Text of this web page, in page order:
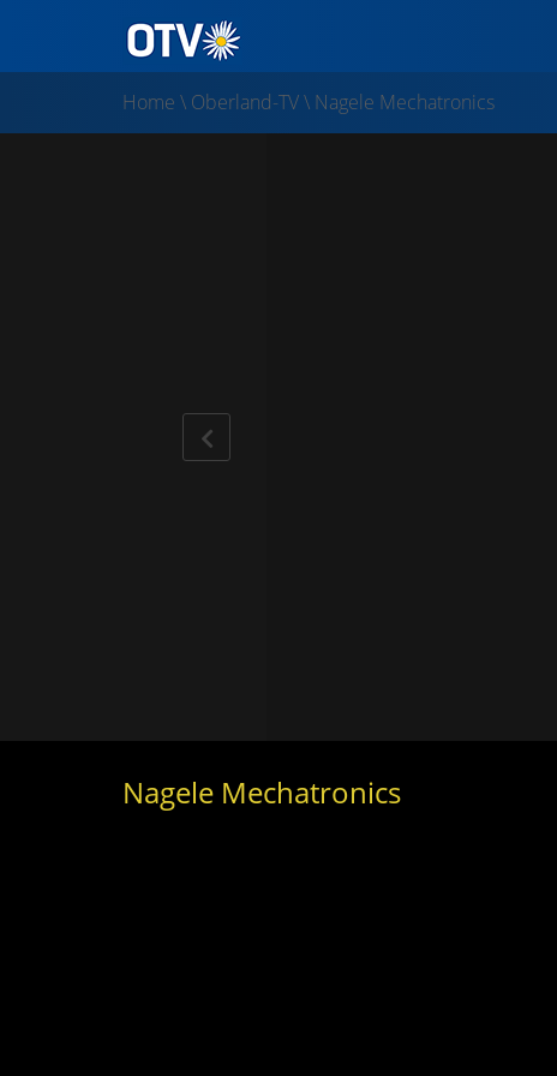
Home \ Oberland-TV\ Nagele Mechatronics
Nagele Mechatronics